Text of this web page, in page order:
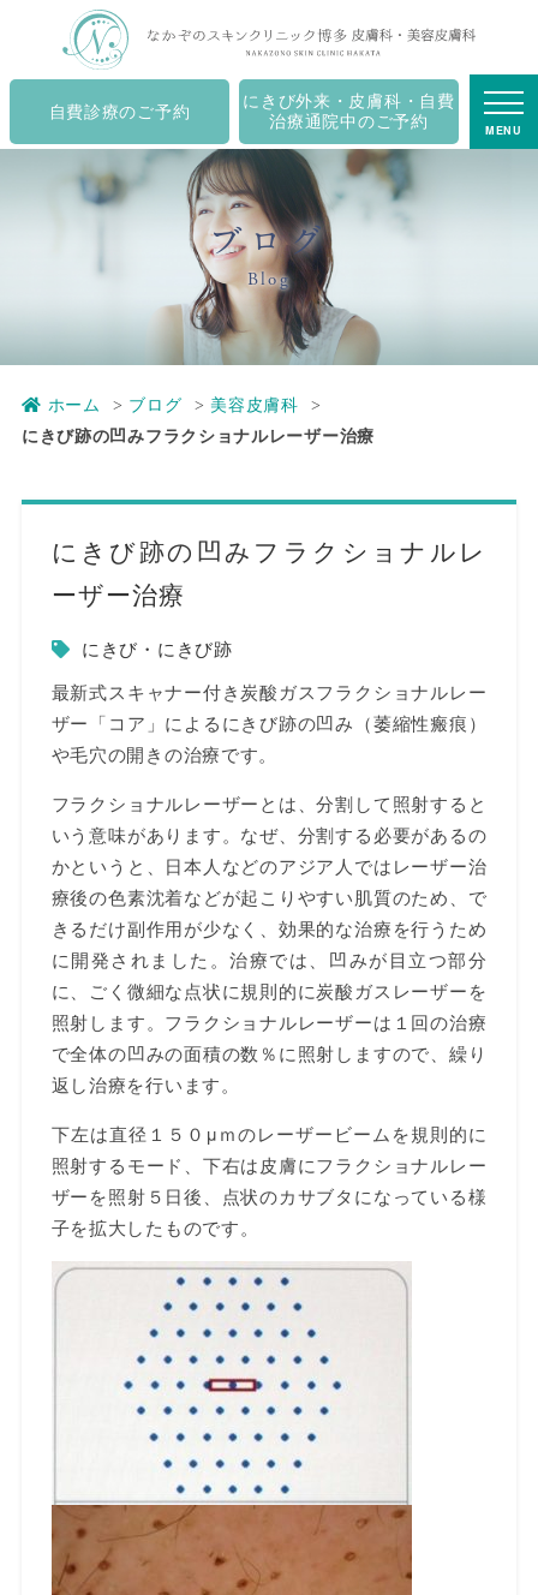
自費診療のご予約
にきび外来・皮膚科・自費
治療通院中のご予約
MENU
にきび跡の凹みフラクショナルレーザー治療｜キャナル
シティ博多の皮膚科・美容皮膚科・ニキビ治療 - なかぞ
のスキンクリニック博多
ブログ
Blog
ホーム ブログ
美容皮膚科
にきび跡の凹みフラクショナルレーザー治療
にきび跡の凹みフラクショナルレ
ーザー治療
にきび・にきび跡
最新式スキャナー付き炭酸ガスフラクショナルレー
ザー「コア」によるにきび跡の凹み（萎縮性瘢痕）
や毛穴の開きの治療です。
フラクショナルレーザーとは、分割して照射すると
いう意味があります。なぜ、分割する必要があるの
かというと、日本人などのアジア人ではレーザー治
療後の色素沈着などが起こりやすい肌質のため、で
きるだけ副作用が少なく、効果的な治療を行うため
に開発されました。治療では、凹みが目立つ部分
に、ごく微細な点状に規則的に炭酸ガスレーザーを
照射します。フラクショナルレーザーは１回の治療
で全体の凹みの面積の数％に照射しますので、繰り
返し治療を行います。
下左は直径１５０μｍのレーザービームを規則的に
照射するモード、下右は皮膚にフラクショナルレー
ザーを照射５日後、点状のカサブタになっている様
子を拡大したものです。